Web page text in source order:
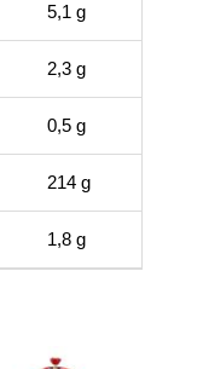
5,1 g
2,3 g
0,5 g
214 g
1,8 g